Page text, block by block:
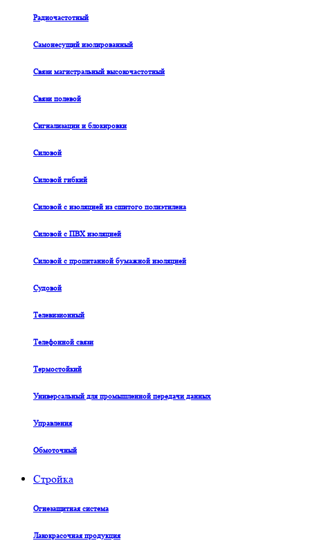
Радиочастотный
Самонесущий изолированный
Связи магистральный высокочастотный
Связи полевой
Сигнализации и блокировки
Силовой
Силовой гибкий
Силовой с изоляцией из сшитого полиэтилена
Силовой с ПВХ изоляцией
Силовой с пропитанной бумажной изоляцией
Судовой
Телевизионный
Телефонной связи
Термостойкий
Универсальный для промышленной передачи данных
Управления
Обмоточный
Стройка
Огнезащитная система
Лакокрасочная продукция